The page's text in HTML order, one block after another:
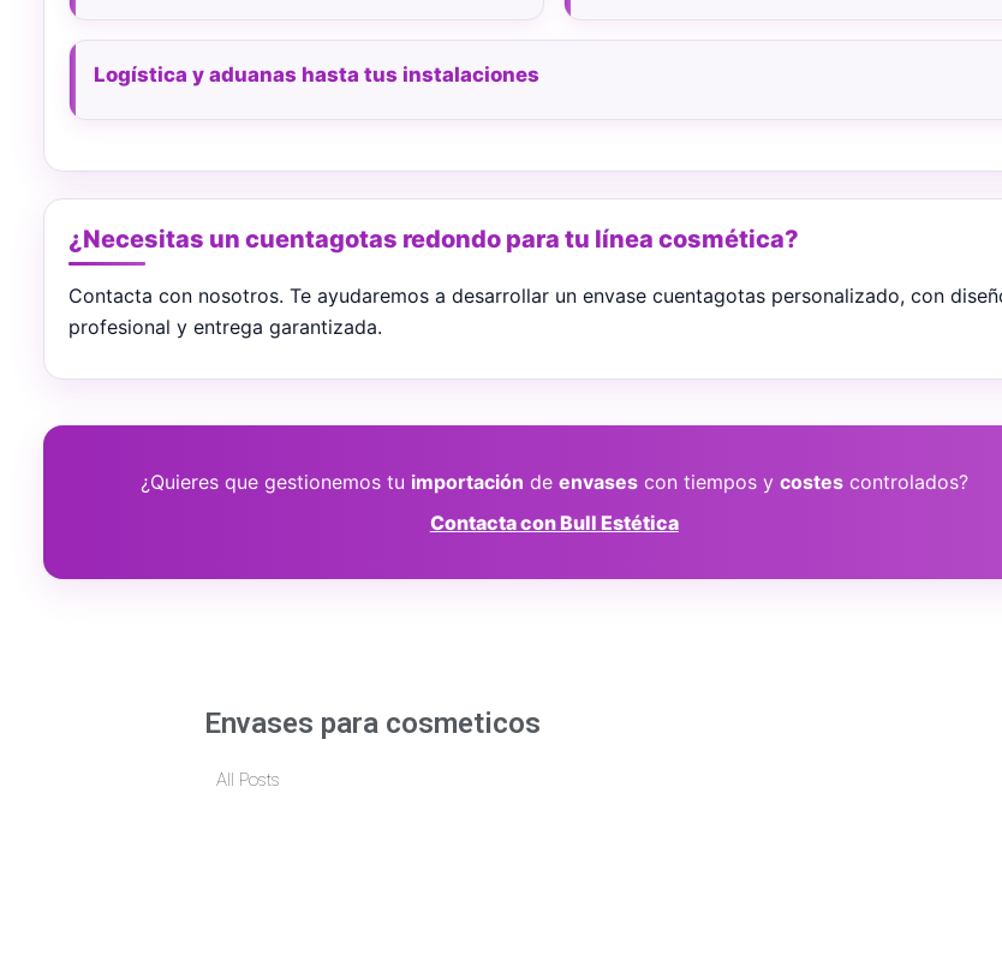
Logística y aduanas hasta tus instalaciones
¿Necesitas un cuentagotas redondo para tu línea cosmética?
Contacta con nosotros. Te ayudaremos a desarrollar un envase cuentagotas personalizado, con
profesional y entrega garantizada.
¿Quieres que gestionemos tu importación de envasescon tiempos y costescontrolados?
Contacta con Bull Estética
Envases para cosmeticos
All Posts